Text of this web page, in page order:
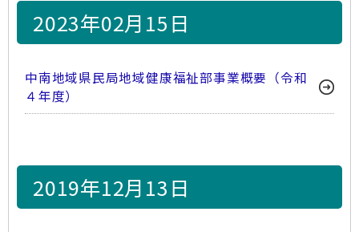
2023年02月15日
中南地域県民局地域健康福祉部事業概要（令和
４年度）
2019年12月13日